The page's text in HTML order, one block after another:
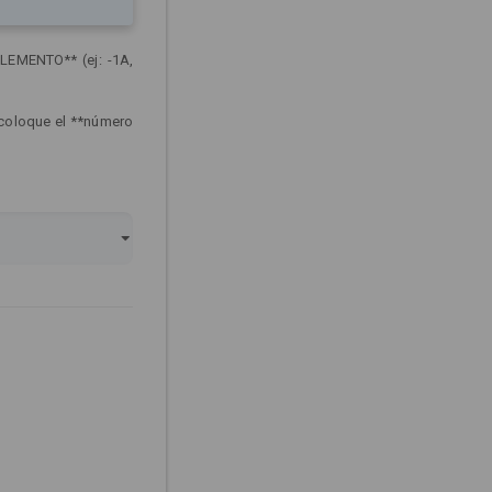
(ej: -1A,
el **número